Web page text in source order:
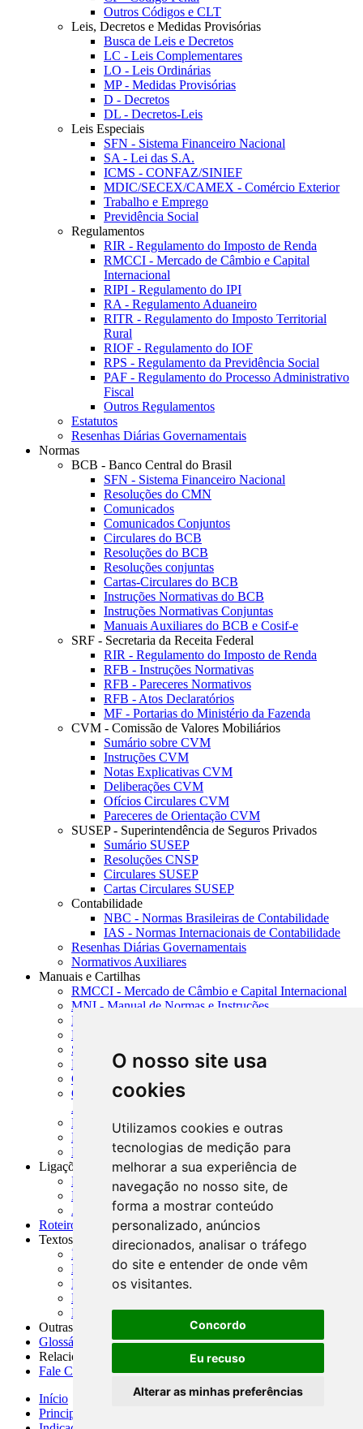
O nosso site usa
cookies
Utilizamos cookies e outras
tecnologias de medição para
melhorar a sua experiência de
navegação no nosso site, de
forma a mostrar conteúdo
personalizado, anúncios
direcionados, analisar o tráfego
do site e entender de onde vêm
os visitantes.
Concordo
Eu recuso
Alterar as minhas preferências
Outros Códigos e CLT
Leis, Decretos e Medidas Provisórias
Busca de Leis e Decretos
LC - Leis Complementares
LO - Leis Ordinárias
MP - Medidas Provisórias
D - Decretos
DL - Decretos-Leis
Leis Especiais
SFN - Sistema Financeiro Nacional
SA - Lei das S.A.
ICMS - CONFAZ/SINIEF
MDIC/SECEX/CAMEX - Comércio Exterior
Trabalho e Emprego
Previdência Social
Regulamentos
RIR - Regulamento do Imposto de Renda
RMCCI - Mercado de Câmbio e Capital
Internacional
RIPI - Regulamento do IPI
RA - Regulamento Aduaneiro
RITR - Regulamento do Imposto Territorial
Rural
RIOF - Regulamento do IOF
RPS - Regulamento da Previdência Social
PAF - Regulamento do Processo Administrativo
Fiscal
Outros Regulamentos
Estatutos
Resenhas Diárias Governamentais
Normas
BCB - Banco Central do Brasil
SFN - Sistema Financeiro Nacional
Resoluções do CMN
Comunicados
Comunicados Conjuntos
Circulares do BCB
Resoluções do BCB
Resoluções conjuntas
Cartas-Circulares do BCB
Instruções Normativas do BCB
Instruções Normativas Conjuntas
Manuais Auxiliares do BCB e Cosif-e
SRF - Secretaria da Receita Federal
RIR - Regulamento do Imposto de Renda
RFB - Instruções Normativas
RFB - Pareceres Normativos
RFB - Atos Declaratórios
MF - Portarias do Ministério da Fazenda
CVM - Comissão de Valores Mobiliários
Sumário sobre CVM
Instruções CVM
Notas Explicativas CVM
Deliberações CVM
Ofícios Circulares CVM
Pareceres de Orientação CVM
SUSEP - Superintendência de Seguros Privados
Sumário SUSEP
Resoluções CNSP
Circulares SUSEP
Cartas Circulares SUSEP
Contabilidade
NBC - Normas Brasileiras de Contabilidade
IAS - Normas Internacionais de Contabilidade
Resenhas Diárias Governamentais
Normativos Auxiliares
Manuais e Cartilhas
RMCCI - Mercado de Câmbio e Capital Internacional
MNI - Manual de Normas e Instruções
MTVM - Manual de Títulos e Valores Mobiliários
MCR - Manual de Crédito Rural
SISORF - Manual de Organização do SFN
MASUP - Manual de Supervisão Bancária
CADOC - Catálogo de Documentos
CNAE-CONCLA - Classificação Nacional de
Atividades Econômicas
PMF - Cartilhas do BCB
Manuais Auxiliares do BCB e Cosif-e
Resenhas Diárias Governamentais
Ligações Externas
Links Úteis
Presidência da República
Agências Nacionais Reguladoras
Roteiros para Estudos
Textos
Índice de Textos
Editorial
Monografias
Na Imprensa
Fórum de Discussão
Outras ferramentas
Glossário
Relacionamento
Fale Conosco
Início
Principais notícias